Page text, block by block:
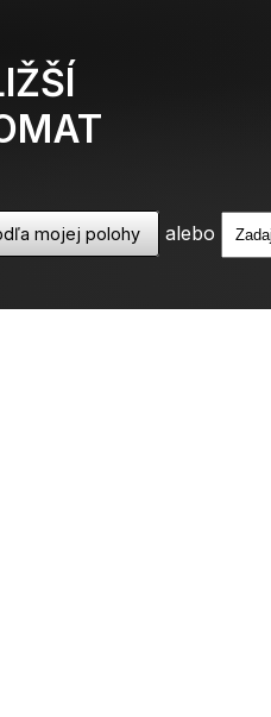
mojej polohy alebo